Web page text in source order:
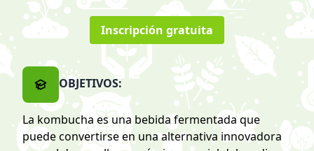
Inscripción gratuita
OBJETIVOS:
La kombucha es una bebida fermentada que
puede convertirse en una alternativa innovadora